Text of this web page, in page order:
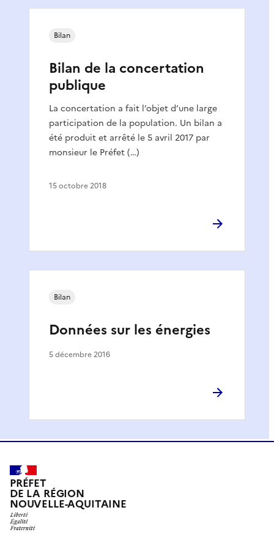
Bilan de la concertation
publique
La concertation a fait l’objet d’une large
participation de la population. Un bilan a
été produit et arrêté le 5 avril 2017 par
monsieur le Préfet (…)
Bilan
15 octobre 2018
Données sur les énergies
Bilan
5 décembre 2016
PRÉFET
DE LA RÉGION
NOUVELLE-AQUITAINE